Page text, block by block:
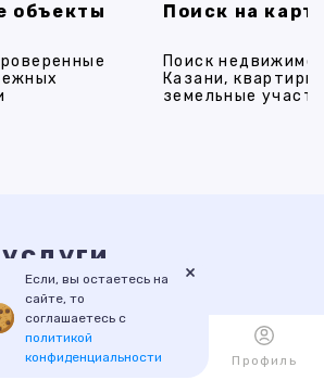
объекты Поиск на
Поиск
Казани,
земельные
НОВОСТРОЙКИ ИПОТЕКА
Если, вы остаетесь на
сайте, то
соглашаетесь с
политикой
конфиденциальности
×
Избранное Профиль